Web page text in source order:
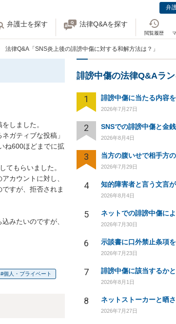
弁
弁護士を探す 法律Q&Aを探す
閲覧履歴
法律Q&A「SNS炎上後の誹謗中傷に対する和解方法は？」
しました。
ガティブな投稿」
ね600ほどまでに拡
てもらいました。
カウントに対し、
すが、拒否されま
みたいのですが、
個人・プライベート
誹謗中傷の法律Q&Aラ
1
2026年7月27日
2
2026年8月4日
3
2026年7月29日
4
2026年8月4日
5
2026年7月30日
6
2026年7月23日
7
2026年8月1日
8 ネットストーカーと晒
2026年7月27日